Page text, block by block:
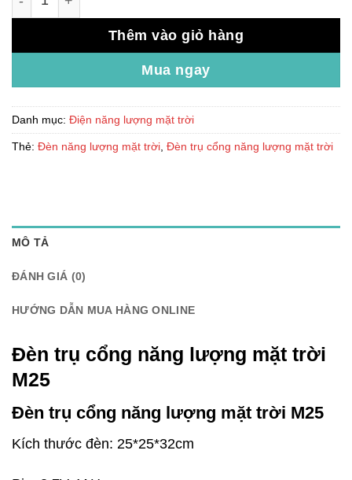
Thêm vào giỏ hàng
Mua ngay
Danh mục: Điện năng lượng mặt trời
Thẻ: Đèn năng lượng mặt trời Đèn trụ cổng năng lượng mặt trời
MÔ TẢ
ĐÁNH GIÁ (0)
HƯỚNG DẪN MUA HÀNG ONLINE
Đèn trụ cổng năng lượng mặt trời
M25
Đèn trụ cổng năng lượng mặt trời M25
Kích thước đèn: 25*25*32cm